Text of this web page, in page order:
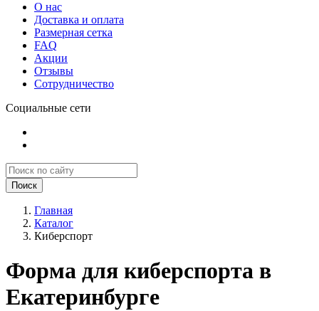
О нас
Доставка и оплата
Размерная сетка
FAQ
Акции
Отзывы
Сотрудничество
Социальные сети
Поиск
Главная
Каталог
Киберспорт
Форма для киберспорта в
Екатеринбурге